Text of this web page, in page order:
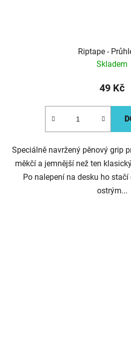
Riptape -
Skladem
49 Kč
Speciálně navržený pěnový grip
měkčí a jemnější než ten
Po nalepení na desku ho
ostrým...